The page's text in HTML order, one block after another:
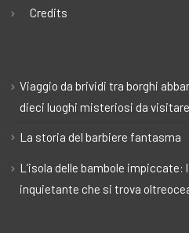
Credits
Viaggio da brividi tra borghi
dieci luoghi misteriosi da visitare
La storia del barbiere fantasma
L’isola delle bambole
inquietante che si trova